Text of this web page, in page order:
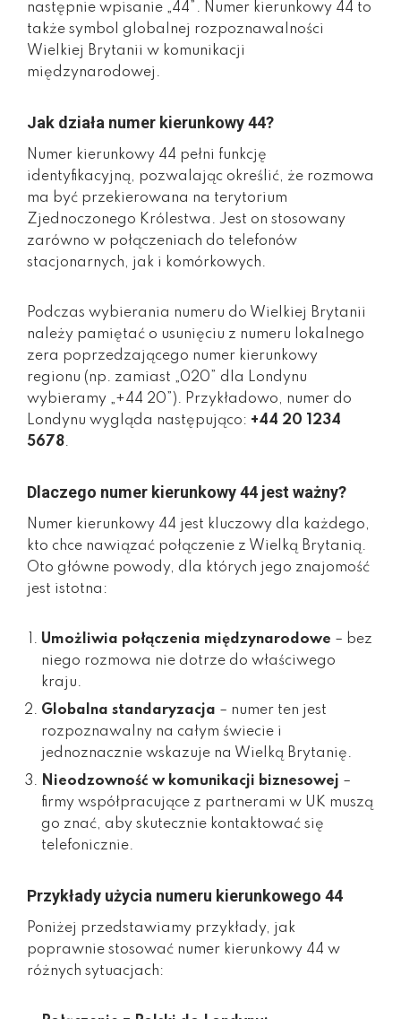
następnie wpisanie „44”. Numer kierunkowy 44 to
także symbol globalnej rozpoznawalności
Wielkiej Brytanii w komunikacji
międzynarodowej.
Jak działa numer kierunkowy 44?
Numer kierunkowy 44 pełni funkcję
identyfikacyjną, pozwalając określić, że rozmowa
ma być przekierowana na terytorium
Zjednoczonego Królestwa. Jest on stosowany
zarówno w połączeniach do telefonów
stacjonarnych, jak i komórkowych.
Podczas wybierania numeru do Wielkiej Brytanii
należy pamiętać o usunięciu z numeru lokalnego
zera poprzedzającego numer kierunkowy
regionu (np. zamiast „020” dla Londynu
wybieramy „+44 20”). Przykładowo, numer do
Londynu wygląda następująco: +44 20 1234
5678.
Dlaczego numer kierunkowy 44 jest ważny?
Numer kierunkowy 44 jest kluczowy dla każdego,
kto chce nawiązać połączenie z Wielką Brytanią.
Oto główne powody, dla których jego znajomość
jest istotna:
Umożliwia połączenia międzynarodowe – bez
niego rozmowa nie dotrze do właściwego
kraju.
Globalna standaryzacja – numer ten jest
rozpoznawalny na całym świecie i
jednoznacznie wskazuje na Wielką Brytanię.
Nieodzowność w komunikacji biznesowej –
firmy współpracujące z partnerami w UK muszą
go znać, aby skutecznie kontaktować się
telefonicznie.
Przykłady użycia numeru kierunkowego 44
Poniżej przedstawiamy przykłady, jak
poprawnie stosować numer kierunkowy 44 w
różnych sytuacjach: